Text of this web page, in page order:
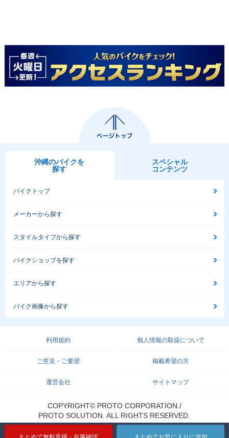
2012年 Vino
2011年 Vino DELU
XE・マイナーチェン
2011年 Vino
2011年 Vino
2010年 Vino リモコ
2010年 Vino DELU
2010年 Vino
2009年 Vino DELU
2008年 Vino DELU 2008年 Vino 2007年 Vino リモコ
沖縄のバイクを
探す
スペシャル
コンテンツ
バイクトップ
メーカーから探す
スタイルタイプから探す
バイクショップを探す
エリアから探す
バイク画像から探す
利用規約 個人情報の取扱について
ご意見・ご要望 掲載希望の方
運営会社 サイトマップ
COPYRIGHT© PROTO CORPORATION./
PROTO SOLUTION. ALL RIGHTS RESERVED.